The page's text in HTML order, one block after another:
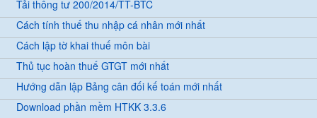
Tải thông tư 200/2014/TT-BTC
Cách tính thuế thu nhập cá nhân mới nhất
Cách lập tờ khai thuế môn bài
Thủ tục hoàn thuế GTGT mới nhất
Hướng dẫn lập Bảng cân đối kế toán mới nhất
Download phần mềm HTKK 3.3.6